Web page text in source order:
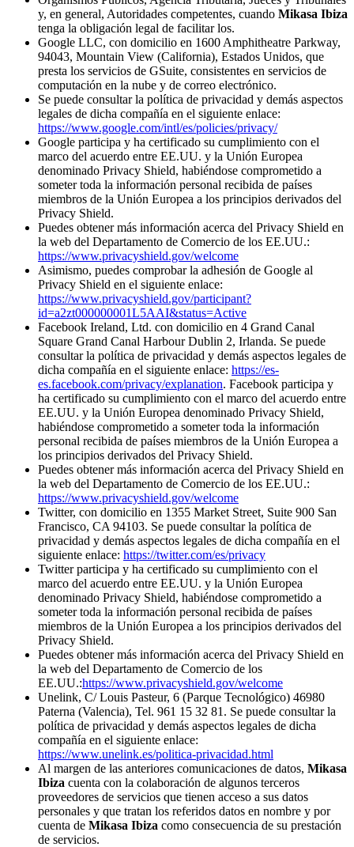
y, en general, Autoridades competentes, cuando Mikasa Ibiza
tenga la obligación legal de facilitar los.
Google LLC, con domicilio en 1600 Amphitheatre Parkway,
94043, Mountain View (California), Estados Unidos, que
presta los servicios de GSuite, consistentes en servicios de
computación en la nube y de correo electrónico.
Se puede consultar la política de privacidad y demás aspectos
legales de dicha compañía en el siguiente enlace:
https://www.google.com/intl/es/policies/privacy/
Google participa y ha certificado su cumplimiento con el
marco del acuerdo entre EE.UU. y la Unión Europea
denominado Privacy Shield, habiéndose comprometido a
someter toda la información personal recibida de países
miembros de la Unión Europea a los principios derivados del
Privacy Shield.
Puedes obtener más información acerca del Privacy Shield en
la web del Departamento de Comercio de los EE.UU.:
https://www.privacyshield.gov/welcome
Asimismo, puedes comprobar la adhesión de Google al
Privacy Shield en el siguiente enlace:
https://www.privacyshield.gov/participant?
id=a2zt000000001L5AAI&status=Active
Facebook Ireland, Ltd. con domicilio en 4 Grand Canal
Square Grand Canal Harbour Dublin 2, Irlanda. Se puede
consultar la política de privacidad y demás aspectos legales de
dicha compañía en el siguiente enlace: https://es-
es.facebook.com/privacy/explanation. Facebook participa y
ha certificado su cumplimiento con el marco del acuerdo entre
EE.UU. y la Unión Europea denominado Privacy Shield,
habiéndose comprometido a someter toda la información
personal recibida de países miembros de la Unión Europea a
los principios derivados del Privacy Shield.
Puedes obtener más información acerca del Privacy Shield en
la web del Departamento de Comercio de los EE.UU.:
https://www.privacyshield.gov/welcome
Twitter, con domicilio en 1355 Market Street, Suite 900 San
Francisco, CA 94103. Se puede consultar la política de
privacidad y demás aspectos legales de dicha compañía en el
siguiente enlace: https://twitter.com/es/privacy
Twitter participa y ha certificado su cumplimiento con el
marco del acuerdo entre EE.UU. y la Unión Europea
denominado Privacy Shield, habiéndose comprometido a
someter toda la información personal recibida de países
miembros de la Unión Europea a los principios derivados del
Privacy Shield.
Puedes obtener más información acerca del Privacy Shield en
la web del Departamento de Comercio de los
EE.UU.:https://www.privacyshield.gov/welcome
Unelink, C/ Louis Pasteur, 6 (Parque Tecnológico) 46980
Paterna (Valencia), Tel. 961 15 32 81. Se puede consultar la
política de privacidad y demás aspectos legales de dicha
compañía en el siguiente enlace:
https://www.unelink.es/politica-privacidad.html
Al margen de las anteriores comunicaciones de datos, Mikasa
Ibiza cuenta con la colaboración de algunos terceros
proveedores de servicios que tienen acceso a sus datos
personales y que tratan los referidos datos en nombre y por
cuenta de Mikasa Ibiza como consecuencia de su prestación
de servicios.